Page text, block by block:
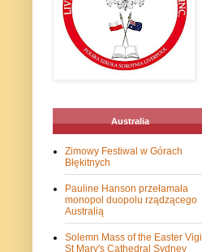
Australia
Zimowy Festiwal w Górach
Błękitnych
Pauline Hanson przełamała
monopol duopolu rządzącego
Australią
Solemn Mass of the Easter Vigil
St Mary's Cathedral Sydney